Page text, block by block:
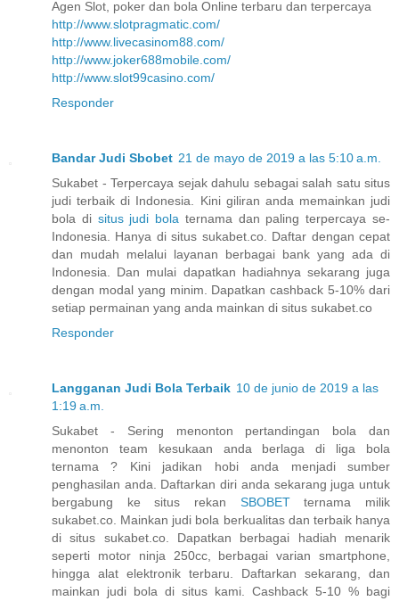
Agen Slot, poker dan bola Online terbaru dan terpercaya
http://www.slotpragmatic.com/
http://www.livecasinom88.com/
http://www.joker688mobile.com/
http://www.slot99casino.com/
Responder
Bandar Judi Sbobet 21 de mayo de 2019 a las 5:10 a.m.
Sukabet - Terpercaya sejak dahulu sebagai salah satu situs
judi terbaik di Indonesia. Kini giliran anda memainkan judi
bola di situs judi bola ternama dan paling terpercaya se-
Indonesia. Hanya di situs sukabet.co. Daftar dengan cepat
dan mudah melalui layanan berbagai bank yang ada di
Indonesia. Dan mulai dapatkan hadiahnya sekarang juga
dengan modal yang minim. Dapatkan cashback 5-10% dari
setiap permainan yang anda mainkan di situs sukabet.co
Responder
Langganan Judi Bola Terbaik 10 de junio de 2019 a las
1:19 a.m.
Sukabet - Sering menonton pertandingan bola dan
menonton team kesukaan anda berlaga di liga bola
ternama ? Kini jadikan hobi anda menjadi sumber
penghasilan anda. Daftarkan diri anda sekarang juga untuk
bergabung ke situs rekan SBOBETternama milik
sukabet.co. Mainkan judi bola berkualitas dan terbaik hanya
di situs sukabet.co. Dapatkan berbagai hadiah menarik
seperti motor ninja 250cc, berbagai varian smartphone,
hingga alat elektronik terbaru. Daftarkan sekarang, dan
mainkan judi bola di situs kami. Cashback 5-10 % bagi